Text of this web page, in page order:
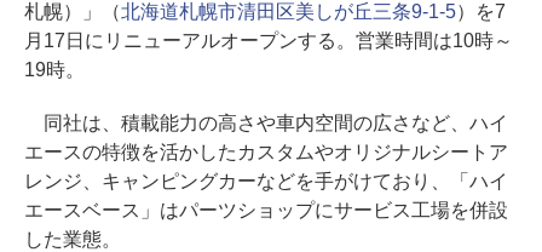
札幌）」（北海道札幌市清田区美しが丘三条9-1-5）を7
月17日にリニューアルオープンする。営業時間は10時～
19時。
同社は、積載能力の高さや車内空間の広さなど、ハイ
エースの特徴を活かしたカスタムやオリジナルシートア
レンジ、キャンピングカーなどを手がけており、「ハイ
エースベース」はパーツショップにサービス工場を併設
した業態。